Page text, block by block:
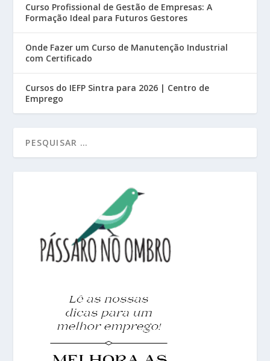
Curso Profissional de Gestão de Empresas: A
Formação Ideal para Futuros Gestores
Onde Fazer um Curso de Manutenção Industrial
com Certificado
Cursos do IEFP Sintra para 2026 | Centro de
Emprego